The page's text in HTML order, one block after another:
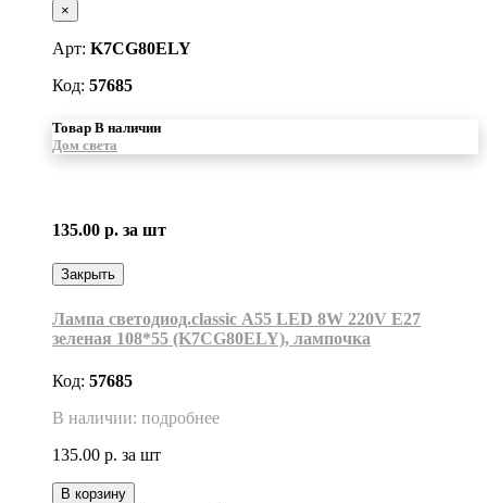
×
Арт: K7CG80ELY
Код: 57685
Товар В наличии
Дом света
135.00 р. за шт
Закрыть
Лампа светодиод.classic А55 LED 8W 220V E27
зеленая 108*55 (K7CG80ELY), лампочка
Код: 57685
В наличии: подробнее
135.00 р. за шт
В корзину